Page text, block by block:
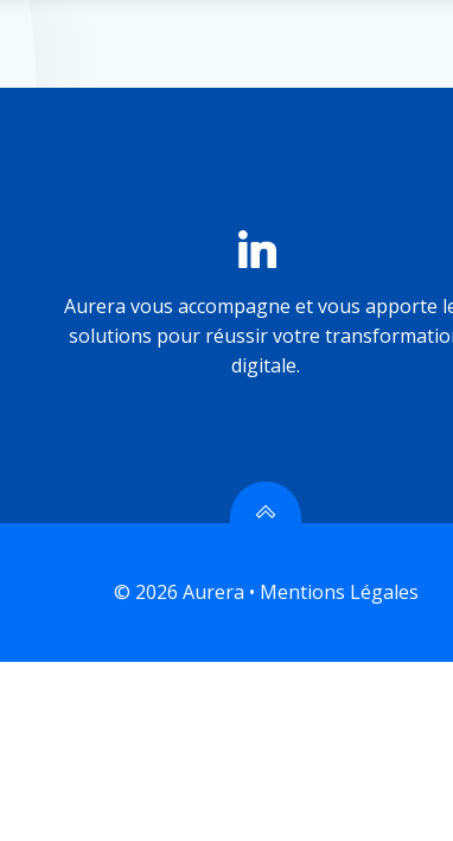
Aurera vous accompagne et vous apporte
solutions pour réussir votre
digitale.
© 2026 Aurera • Mentions Légales